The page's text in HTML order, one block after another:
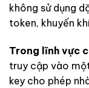
không sử dụng
token, khuyến
Trong lĩnh vực
truy cập vào
key cho phép